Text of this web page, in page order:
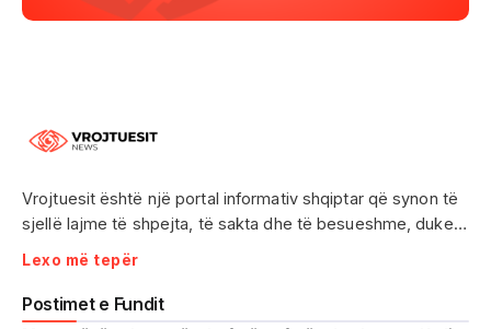
Vrojtuesit është një portal informativ shqiptar që synon të
sjellë lajme të shpejta, të sakta dhe të besueshme, duke
treguar realitetin pa çensurë. Fokus i punës sonë janë
ngjarjet e aktualitetit, problematikat sociale, denoncimet
qytetare dhe zhvillimet që prekin drejtpërdrejt jetën e
përditshme të shqiptarëve.
Lexo më tepër
Postimet e Fundit